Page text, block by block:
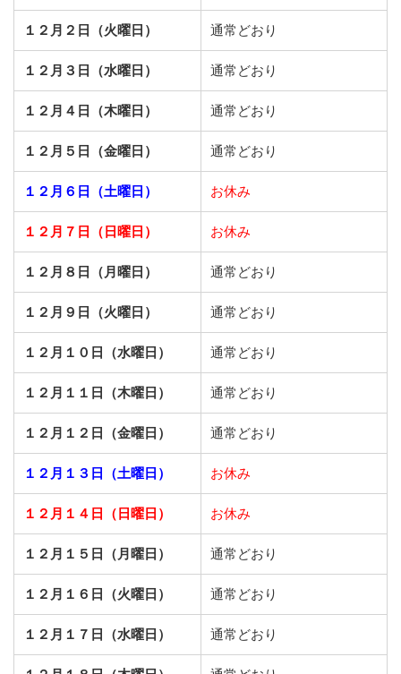
１２月２日（火曜日） 通常どおり
１２月３日（水曜日） 通常どおり
１２月４日（木曜日） 通常どおり
１２月５日（金曜日） 通常どおり
１２月６日（土曜日） お休み
１２月７日（日曜日） お休み
１２月８日（月曜日） 通常どおり
１２月９日（火曜日） 通常どおり
１２月１０日（水曜日） 通常どおり
１２月１１日（木曜日） 通常どおり
１２月１２日（金曜日） 通常どおり
１２月１３日（土曜日） お休み
１２月１４日（日曜日） お休み
１２月１５日（月曜日） 通常どおり
１２月１６日（火曜日） 通常どおり
１２月１７日（水曜日） 通常どおり